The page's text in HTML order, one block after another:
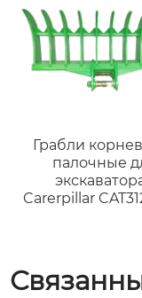
насоса HG0-
Грабли
палочные
экскаватора
Carerpillar